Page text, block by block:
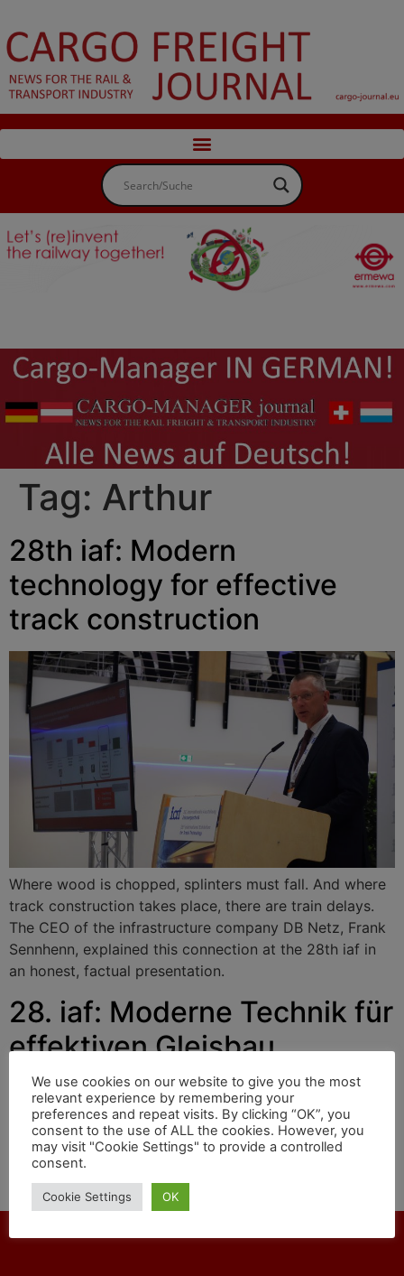
Tag: Arthur
28th iaf: Modern
technology for effective
track construction
Where wood is chopped, splinters must fall. And where
track construction takes place, there are train delays.
The CEO of the infrastructure company DB Netz, Frank
Sennhenn, explained this connection at the 28th iaf in
an honest, factual presentation.
28. iaf: Moderne Technik für
effektiven Gleisbau
Wo gehobelt wird, fallen Späne. Und wo Gleisbau
stattfindet, gibt es Zugverspätungen. Diesen
Zusammenhang erläuterte auf der 28. iaf in einem
Infrastruktur-Unternehmens DB Netz Frank Sennhenn.
We use cookies on our website to give you the most
relevant experience by remembering your
preferences and repeat visits. By clicking “OK”, you
consent to the use of ALL the cookies. However, you
may visit "Cookie Settings" to provide a controlled
consent.
Cookie Settings OK